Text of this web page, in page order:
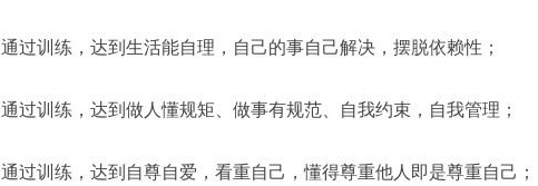
通过训练，达到生活能自理，自己的事自己解决，摆脱依赖性；
通过训练，达到做人懂规矩、做事有规范、自我约束，自我管理；
通过训练，达到自尊自爱，看重自己，懂得尊重他人即是尊重自己；